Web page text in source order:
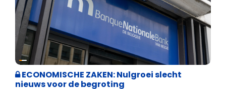
Binnenland politiek
ECONOMISCHE ZAKEN: Nulgroei slecht
nieuws voor de begroting